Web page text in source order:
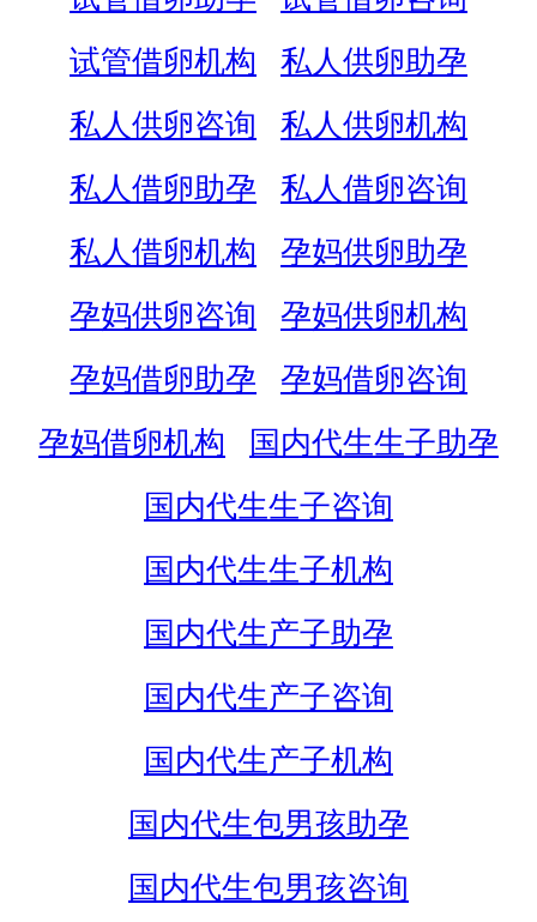
试管借卵机构
私人供卵助孕
私人供卵咨询
私人供卵机构
私人借卵助孕
私人借卵咨询
私人借卵机构
孕妈供卵助孕
孕妈供卵咨询
孕妈供卵机构
孕妈借卵助孕
孕妈借卵咨询
孕妈借卵机构
国内代生生子助孕
国内代生生子咨询
国内代生生子机构
国内代生产子助孕
国内代生产子咨询
国内代生产子机构
国内代生包男孩助孕
国内代生包男孩咨询